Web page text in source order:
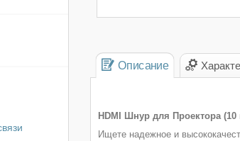
Описание
HDMI Шнур для Проектора (10
Ищете надежное и